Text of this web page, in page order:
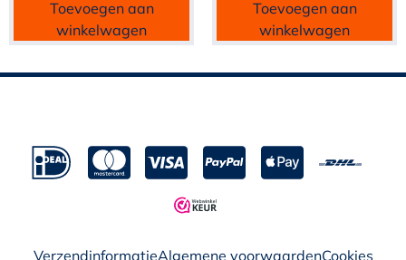
Toevoegen aan
winkelwagen
Toevoegen aan
winkelwagen
VerzendinformatieAlgemene voorwaardenCookies